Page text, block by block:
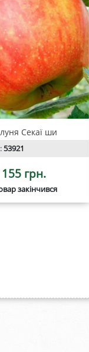
Секаї ши
53921
155 грн.
закінчився